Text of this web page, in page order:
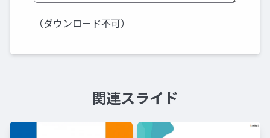
（ダウンロード不可）
関連スライド